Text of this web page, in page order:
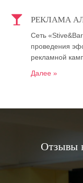
РЕКЛАМА
Сеть
проведения
рекламной
Далее »
Отзывы